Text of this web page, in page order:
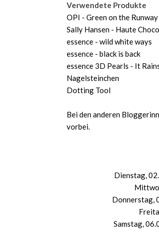
Verwendete Produkte
OPI - Green on the Runway
Sally Hansen - Haute
essence - wild white ways
essence - black is back
essence 3D Pearls - It
Nagelsteinchen
Dotting Tool
Bei den anderen
vorbei.
Dienstag,
Donnerstag,
Samstag,